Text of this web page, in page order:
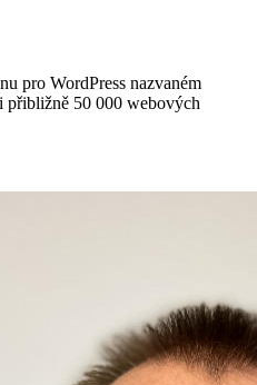
pro WordPress nazvaném
přibližně 50 000 webových